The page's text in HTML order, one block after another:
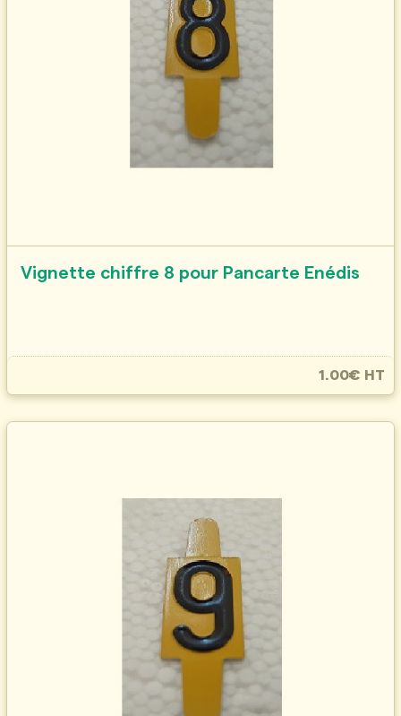
Vignette chiffre 8 pour Pancarte Enédis
1.00€ HT